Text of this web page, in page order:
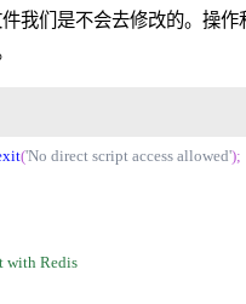
我们是不会去修改的。操
('No direct script access allowed');
with Redis